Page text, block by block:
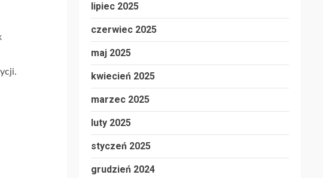
lipiec 2025
czerwiec 2025
maj 2025
kwiecień 2025
marzec 2025
luty 2025
styczeń 2025
grudzień 2024